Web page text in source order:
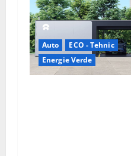
Auto
ECO - Tehnic
Energie Verde